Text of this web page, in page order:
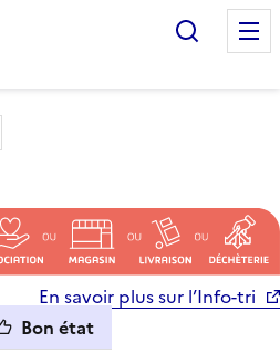
mes objets & déchets
En savoir plus sur l’Info-tri
Bon état